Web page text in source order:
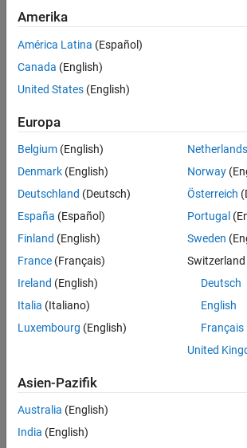
Amerika
América Latina (Español)
Canada (English)
United States (English)
Europa
Belgium (English)
Denmark (English)
Deutschland (Deutsch)
España (Español)
Finland (English)
France (Français)
Ireland (English)
Italia (Italiano)
Luxembourg (English)
Netherlands
Norway
Österreich
Portugal
Sweden
Switzerland
Deutsch
English
Français
United
Asien-Pazifik
Australia (English)
India (English)
Trust Center
Datendiebstahl verhindern
Status von
© 1994-2026 The MathWorks, Inc.